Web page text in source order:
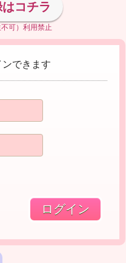
コチラ
可）利用禁止
できます